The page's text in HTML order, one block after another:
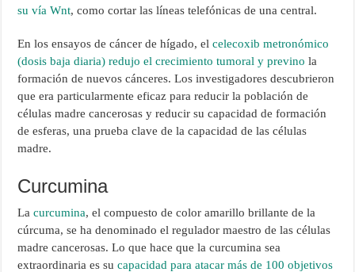
su vía Wnt, como cortar las líneas telefónicas de una central.
En los ensayos de cáncer de hígado, elcelecoxib metronómico
(dosis baja diaria) redujo el crecimiento tumoral y previno la
formación de nuevos cánceres. Los investigadores descubrieron
que era particularmente eficaz para reducir la población de
células madre cancerosas y reducir su capacidad de formación
de esferas, una prueba clave de la capacidad de las células
madre.
Curcumina
Lacurcumina, el compuesto de color amarillo brillante de la
cúrcuma, se ha denominado el regulador maestro de las células
madre cancerosas. Lo que hace que la curcumina sea
extraordinaria es sucapacidad para atacar más de 100 objetivos